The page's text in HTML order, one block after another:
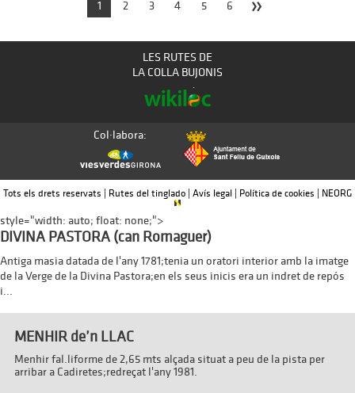
1 2 3 4 5 6
LES RUTES DE
LA COLLA BUJONIS
Col·labora:
Tots els drets reservats | Rutes del tinglado | Avís legal | Política de cookies | NEORG
style="width: auto; float: none;">
DIVINA PASTORA (can Romaguer)
Antiga masia datada de l'any 1781;tenia un oratori interior amb la imatge
de la Verge de la Divina Pastora;en els seus inicis era un indret de repós
i...
MENHIR de’n LLAC
Menhir fal.liforme de 2,65 mts alçada situat a peu de la pista per
arribar a Cadiretes;redreçat l'any 1981.